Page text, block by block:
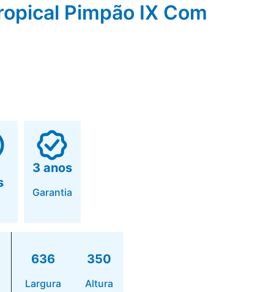
Pimpão IX Com
3 anos
Garantia
636
Largura
350
Altura